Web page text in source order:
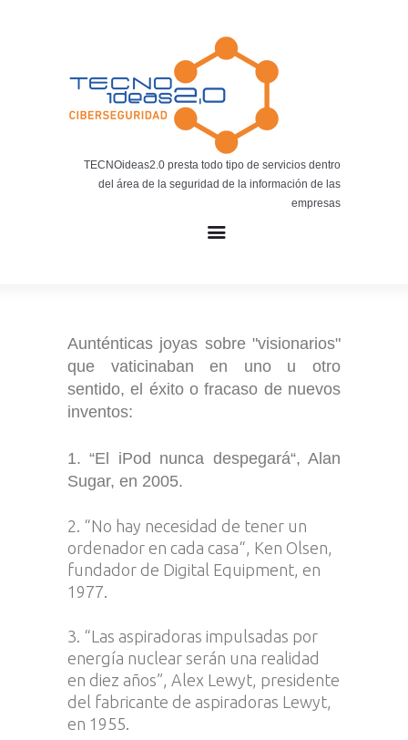
TECNOideas2.0 presta todo tipo de servicios dentro
del área de la seguridad de la información de las
empresas
BLOG TECNOIDEAS
Noticias tecnológicas.
Aunténticas joyas sobre "visionarios"
que vaticinaban en uno u otro
sentido, el éxito o fracaso de nuevos
inventos:
1. “El iPod nunca despegará“, Alan
Sugar, en 2005.
2. “No hay necesidad de tener un
ordenador en cada casa“, Ken Olsen,
fundador de Digital Equipment, en
1977.
3. “Las aspiradoras impulsadas por
energía nuclear serán una realidad
en diez años”, Alex Lewyt, presidente
del fabricante de aspiradoras Lewyt,
en 1955.